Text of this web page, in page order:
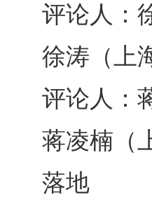
评论人：
徐涛（上
评论人：
蒋凌楠（
落地